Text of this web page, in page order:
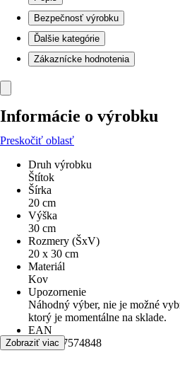
Bezpečnosť výrobku
Ďalšie kategórie
Zákaznícke hodnotenia
Informácie o výrobku
Preskočiť oblasť
Druh výrobku
Štítok
Šírka
20 cm
Výška
30 cm
Rozmery (ŠxV)
20 x 30 cm
Materiál
Kov
Upozornenie
Náhodný výber, nie je možné
ktorý je momentálne na sklade.
EAN
9781847574848
Zobraziť viac